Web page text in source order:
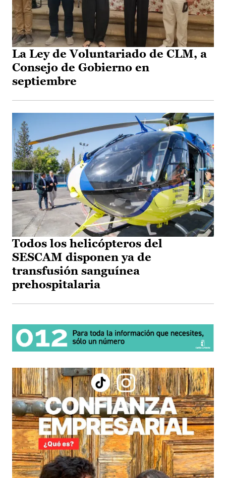
La Ley de Voluntariado de CLM, a
Consejo de Gobierno en
septiembre
Todos los helicópteros del
SESCAM disponen ya de
transfusión sanguínea
prehospitalaria